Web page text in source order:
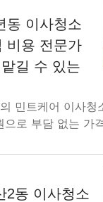
동 이사청소
비용 전문가
길 수 있는
민트케어 이사청
으로 부담 없는 가
2동 이사청소